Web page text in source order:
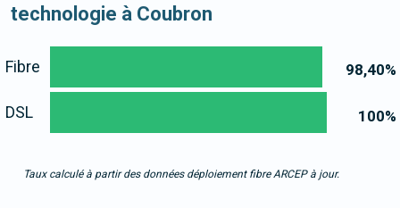
technologie à Coubron
98,40%
100%
Fibre
DSL
Taux calculé à partir des données déploiement fibre ARCEP à jour.